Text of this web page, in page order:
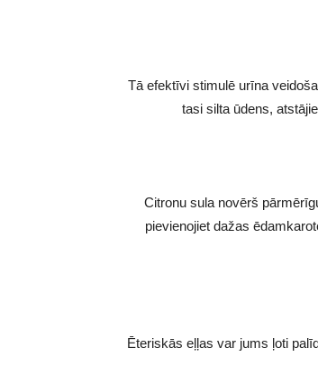
Tā efektīvi stimulē urīna
tasi silta ūdens,
Citronu sula novērš
pievienojiet dažas
Ēteriskās eļļas var jums ļoti